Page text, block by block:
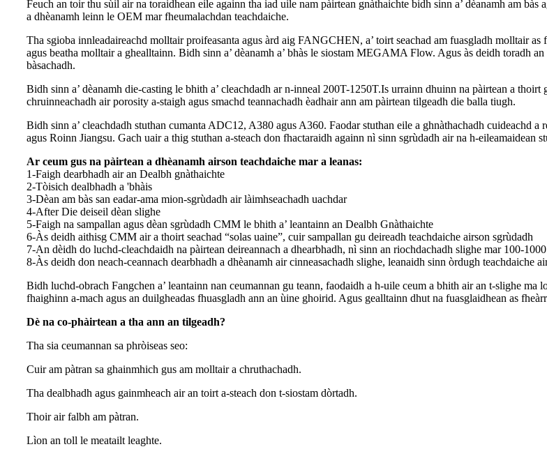
Feuch an toir thu sùil air na toraidhean eile againn tha iad uile nam pàirtean gnàthaichte bidh sinn a’ dèanamh am
a dhèanamh leinn le OEM mar fheumalachdan teachdaiche.
Tha sgioba innleadaireachd molltair proifeasanta agus àrd aig FANGCHEN, a’ toirt seachad am fuasgladh molltair
agus beatha molltair a ghealltainn. Bidh sinn a’ dèanamh a’ bhàs le siostam MEGAMA Flow. Agus às deidh toradh
bàsachadh.
Bidh sinn a’ dèanamh die-casting le bhith a’ cleachdadh ar n-inneal 200T-1250T.Is urrainn dhuinn na pàirtean a
chruinneachadh air porosity a-staigh agus smachd teannachadh èadhair ann am pàirtean tilgeadh die balla tiugh.
Bidh sinn a’ cleachdadh stuthan cumanta ADC12, A380 agus A360. Faodar stuthan eile a ghnàthachadh cuideachd a
agus Roinn Jiangsu. Gach uair a thig stuthan a-steach don fhactaraidh againn nì sinn sgrùdadh air na h-eileamaidean
Ar ceum gus na pàirtean a dhèanamh airson teachdaiche mar a leanas:
1-Faigh dearbhadh air an Dealbh gnàthaichte
2-Tòisich dealbhadh a 'bhàis
3-Dèan am bàs san eadar-ama mion-sgrùdadh air làimhseachadh uachdar
4-After Die deiseil dèan slighe
5-Faigh na sampallan agus dèan sgrùdadh CMM le bhith a’ leantainn an Dealbh Gnàthaichte
6-Às deidh aithisg CMM air a thoirt seachad “solas uaine”, cuir sampallan gu deireadh teachdaiche airson sgrùdadh
7-An dèidh do luchd-cleachdaidh na pàirtean deireannach a dhearbhadh, nì sinn an riochdachadh slighe mar 100-
8-Às deidh don neach-ceannach dearbhadh a dhèanamh air cinneasachadh slighe, leanaidh sinn òrdugh teachdaiche
Bidh luchd-obrach Fangchen a’ leantainn nan ceumannan gu teann, faodaidh a h-uile ceum a bhith air an t-slighe
fhaighinn a-mach agus an duilgheadas fhuasgladh ann an ùine ghoirid. Agus gealltainn dhut na fuasglaidhean as
Dè na co-phàirtean a tha ann an tilgeadh?
Tha sia ceumannan sa phròiseas seo:
Cuir am pàtran sa ghainmhich gus am molltair a chruthachadh.
Tha dealbhadh agus gainmheach air an toirt a-steach don t-siostam dòrtadh.
Thoir air falbh am pàtran.
Lìon an toll le meatailt leaghte.